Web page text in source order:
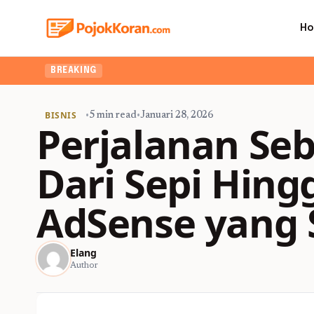
BREAKING
BISNIS •5 min read•Januari 28, 2026
Perjalanan
Dari Sepi
AdSense yang
Elang
Author